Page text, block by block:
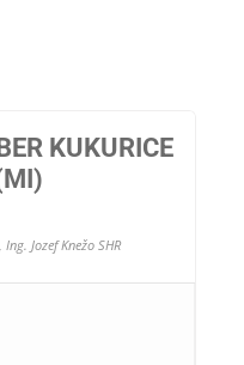
KUKURICE
Jozef Knežo SHR